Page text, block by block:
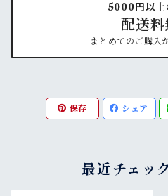
5000円以上
配送料
まとめてのご購入
保存 シェア
最近チェッ